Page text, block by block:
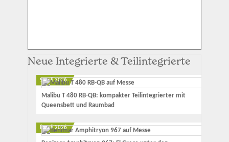
Neue Integrierte & Teilintegrierte
9. Juli 2026
Malibu T 480 RB-QB: kompakter Teilintegrierter mit
Queensbett und Raumbad
8. Juli 2026